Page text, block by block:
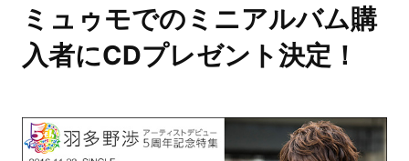
ミュゥモでのミニアルバム購
入者にCDプレゼント決定！